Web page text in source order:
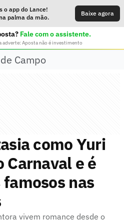
o app do Lance!
palma da mão.
Baixe agora
Fale com o assistente.
adverte: Aposta não é investimento
Campo
como Yuri
Carnaval e é
nas
vivem romance desde o